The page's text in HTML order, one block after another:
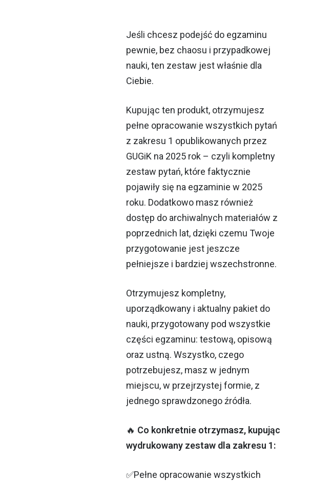
egzamin
geodezyjny
GUGiK
Jeśli chcesz podejść do egzaminu
pewnie, bez chaosu i przypadkowej
nauki, ten zestaw jest właśnie dla
Ciebie.
Kupując ten produkt, otrzymujesz
pełne opracowanie wszystkich pytań
z zakresu 1 opublikowanych przez
GUGiK na 2025 rok – czyli kompletny
zestaw pytań, które faktycznie
pojawiły się na egzaminie w 2025
roku. Dodatkowo masz również
dostęp do archiwalnych materiałów z
poprzednich lat, dzięki czemu Twoje
przygotowanie jest jeszcze
pełniejsze i bardziej wszechstronne.
Otrzymujesz kompletny,
uporządkowany i aktualny pakiet do
nauki, przygotowany pod wszystkie
części egzaminu: testową, opisową
oraz ustną. Wszystko, czego
potrzebujesz, masz w jednym
miejscu, w przejrzystej formie, z
jednego sprawdzonego źródła.
🔥 Co konkretnie otrzymasz, kupując
wydrukowany zestaw dla zakresu 1:
✅Pełne opracowanie wszystkich